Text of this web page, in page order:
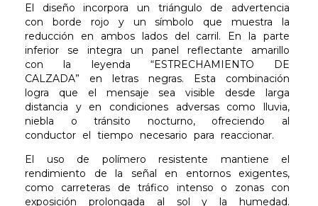
El diseño incorpora un triángulo de advertencia
con borde rojo y un símbolo que muestra la
reducción en ambos lados del carril. En la parte
inferior se integra un panel reflectante amarillo
con la leyenda “ESTRECHAMIENTO DE
CALZADA” en letras negras. Esta combinación
logra que el mensaje sea visible desde larga
distancia y en condiciones adversas como lluvia,
niebla o tránsito nocturno, ofreciendo al
conductor el tiempo necesario para reaccionar.
El uso de polímero resistente mantiene el
rendimiento de la señal en entornos exigentes,
como carreteras de tráfico intenso o zonas con
exposición prolongada al sol y la humedad.